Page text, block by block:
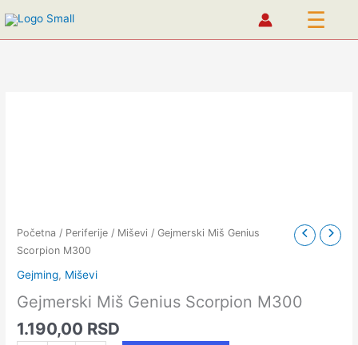
☰
Početna / Periferije / Miševi / Gejmerski Miš Genius
Scorpion M300
Gejming, Miševi
Gejmerski Miš Genius Scorpion M300
1.190,00 RSD